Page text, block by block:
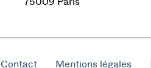
Contact Mentions légales